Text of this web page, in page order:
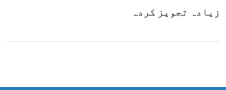
زیادہ تجویز کردہ